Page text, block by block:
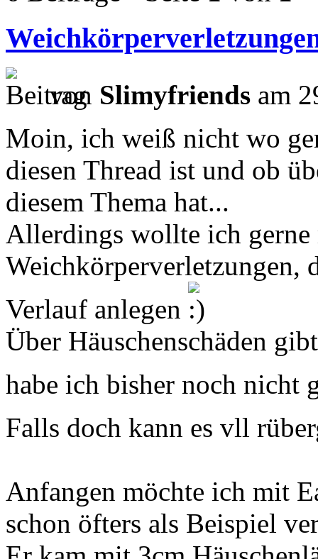
von Slimyfriends am
Moin, ich weiß nicht wo
diesen Thread ist und ob
diesem Thema hat...
Allerdings wollte ich gerne
Weichkörperverletzungen,
Verlauf anlegen
Über Häuschenschäden
habe ich bisher noch nicht
Falls doch kann es vll
Anfangen möchte ich mit
schon öfters als Beispiel